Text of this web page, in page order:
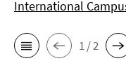
International
1 / 2